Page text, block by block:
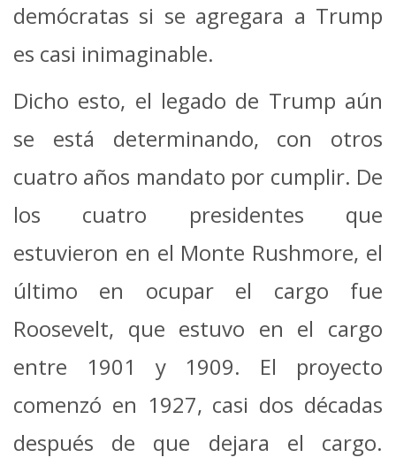
demócratas si se agregara a Trump
es casi inimaginable.
Dicho esto, el legado de Trump aún
se está determinando, con otros
cuatro años mandato por cumplir. De
los cuatro presidentes que
estuvieron en el Monte Rushmore, el
último en ocupar el cargo fue
Roosevelt, que estuvo en el cargo
entre 1901 y 1909. El proyecto
comenzó en 1927, casi dos décadas
después de que dejara el cargo.